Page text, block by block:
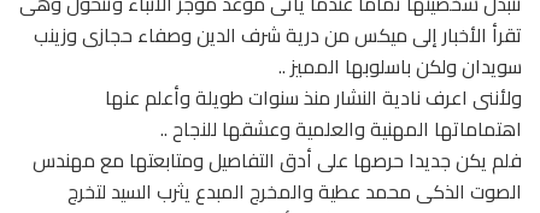
تقرأ الأخبار إلى ميكس من درية شرف الدين وصفاء حجازى وزينب
سويدان ولكن باسلوبها المميز ..
ولأننى اعرف نادية النشار منذ سنوات طويلة وأعلم عنها
اهتماماتها المهنية والعلمية وعشقها للنجاح ..
فلم يكن جديدا حرصها على أدق التفاصيل ومتابعتها مع مهندس
الصوت الذكى محمد عطية والمخرج المبدع يثرب السيد لتخرج